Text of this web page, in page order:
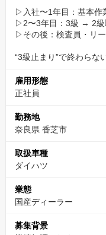
手にしませんか。」
▷入社〜1年目：基本作
▷2〜3年目：3級 → 2級
▷その後：検査員・リ
“3級止まり”で終わらな
雇用形態
正社員
勤務地
奈良県 香芝市
取扱車種
ダイハツ
業態
国産ディーラー
募集背景